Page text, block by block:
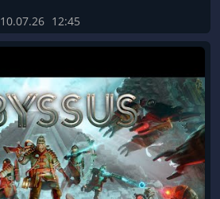
10.07.26 12:45